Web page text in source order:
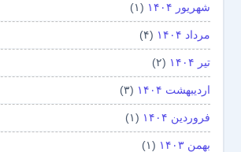
شهریور ۱۴۰۴ (۱)
مرداد ۱۴۰۴ (۴)
تیر ۱۴۰۴ (۲)
اردیبهشت ۱۴۰۴ (۳)
فروردین ۱۴۰۴ (۱)
بهمن ۱۴۰۳ (۱)